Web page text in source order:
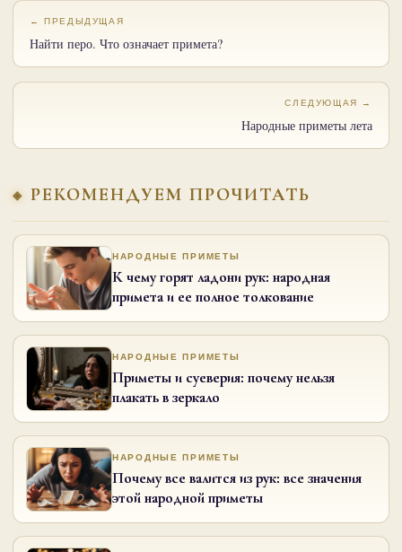
← ПРЕДЫДУЩАЯ
Найти перо. Что означает примета?
СЛЕДУЮЩАЯ →
Народные приметы лета
РЕКОМЕНДУЕМ ПРОЧИТАТЬ
НАРОДНЫЕ ПРИМЕТЫ
К чему горят ладони рук: народная
примета и ее полное толкование
НАРОДНЫЕ ПРИМЕТЫ
Приметы и суеверия: почему нельзя
плакать в зеркало
НАРОДНЫЕ ПРИМЕТЫ
Почему все валится из рук: все значения
этой народной приметы